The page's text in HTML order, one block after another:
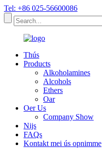
Tel: +86 025-56600086
Thús
Products
Alkoholamines
Alcohols
Ethers
Oar
Oer Us
Company Show
Nijs
FAQs
Kontakt mei ús opnimme